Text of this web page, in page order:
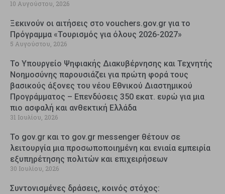
10 Αυγούστου, 2026
Ξεκινούν οι αιτήσεις στο vouchers.gov.gr για το
Πρόγραμμα «Τουρισμός για όλους 2026-2027»
5 Αυγούστου, 2026
Το Υπουργείο Ψηφιακής Διακυβέρνησης και Τεχνητής
Νοημοσύνης παρουσιάζει για πρώτη φορά τους
βασικούς άξονες του νέου Εθνικού Διαστημικού
Προγράμματος – Επενδύσεις 350 εκατ. ευρώ για μια
πιο ασφαλή και ανθεκτική Ελλάδα
31 Ιουλίου, 2026
Το gov.gr και το gov.gr messenger θέτουν σε
λειτουργία μια προσωποποιημένη και ενιαία εμπειρία
εξυπηρέτησης πολιτών και επιχειρήσεων
30 Ιουλίου, 2026
Συντονισμένες δράσεις, κοινός στόχος: